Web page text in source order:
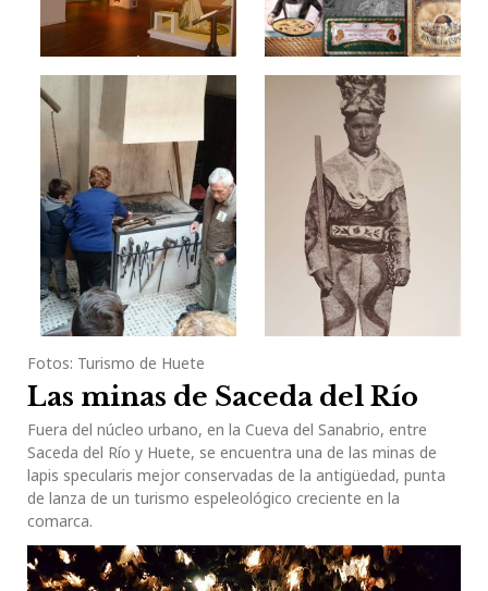
Fotos: Turismo de Huete
Las minas de Saceda del Río
Fuera del núcleo urbano, en la Cueva del Sanabrio, entre
Saceda del Río y Huete, se encuentra una de las minas de
lapis specularis mejor conservadas de la antigüedad, punta
de lanza de un turismo espeleológico creciente en la
comarca.